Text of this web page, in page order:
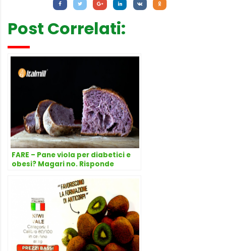
Post Correlati:
FARE – Pane viola per diabetici e
obesi? Magari no. Risponde